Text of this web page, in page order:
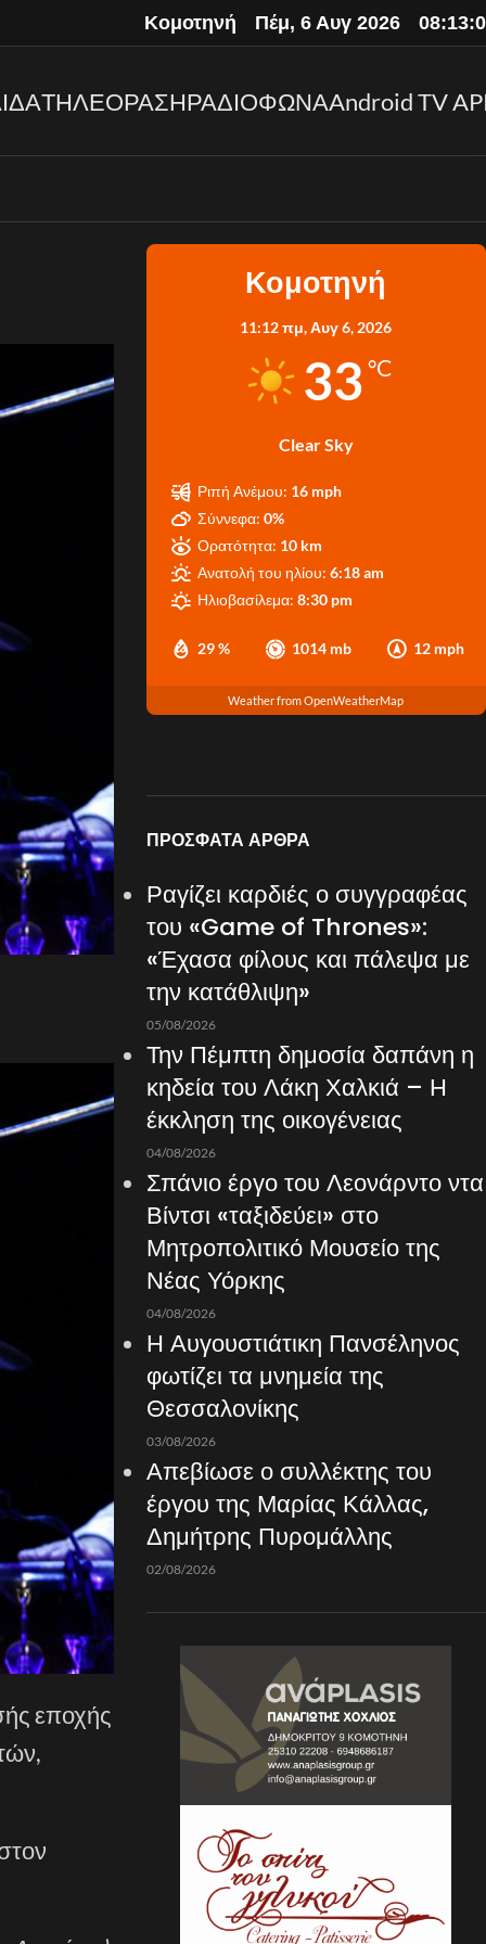
Κομοτηνή Πέμ, 6 Αυγ 2026
ΤΗΛΕΟΡΑΣΗΡΑΔΙΟΦΩΝΑAndroid TV
εποχής
Κομοτηνή
11:12 πμ,Αυγ 6, 2026
33 °C
Clear Sky
29 % 1014 mb 12 mph
Ριπή Ανέμου: 16 mph
Σύννεφα: 0%
Ορατότητα: 10 km
Ανατολή του ηλίου: 6:18 am
Ηλιοβασίλεμα: 8:30 pm
Weather from OpenWeatherMap
ΠΡΌΣΦΑΤΑ ΆΡΘΡΑ
Ραγίζει καρδιές ο συγγραφέας
του «Game of Thrones»:
«Έχασα φίλους και πάλεψα με
την κατάθλιψη»
05/08/2026
Την Πέμπτη δημοσία δαπάνη η
κηδεία του Λάκη Χαλκιά – Η
έκκληση της οικογένειας
04/08/2026
Σπάνιο έργο του Λεονάρντο ντα
Βίντσι «ταξιδεύει» στο
Μητροπολιτικό Μουσείο της
Νέας Υόρκης
04/08/2026
Η Αυγουστιάτικη Πανσέληνος
φωτίζει τα μνημεία της
Θεσσαλονίκης
03/08/2026
Απεβίωσε ο συλλέκτης του
έργου της Μαρίας Κάλλας,
Δημήτρης Πυρομάλλης
02/08/2026